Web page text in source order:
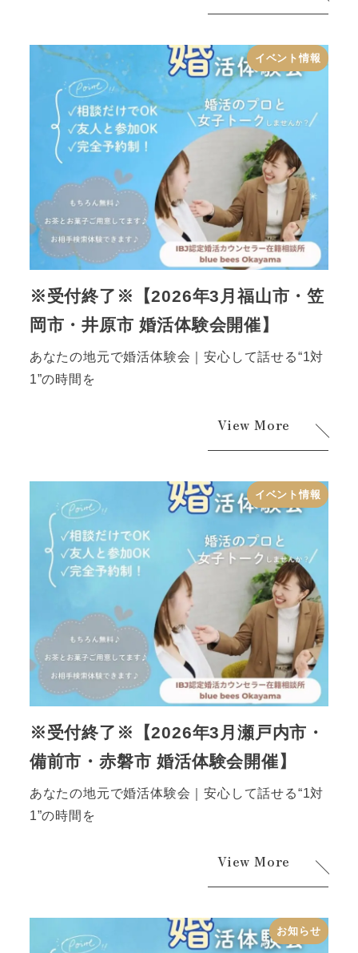
イベント情報
※受付終了※【2026年3月福山市・笠
岡市・井原市 婚活体験会開催】
あなたの地元で婚活体験会｜安心して話せる“1対
1”の時間を
View More
イベント情報
※受付終了※【2026年3月瀬戸内市・
備前市・赤磐市 婚活体験会開催】
あなたの地元で婚活体験会｜安心して話せる“1対
1”の時間を
View More
お知らせ